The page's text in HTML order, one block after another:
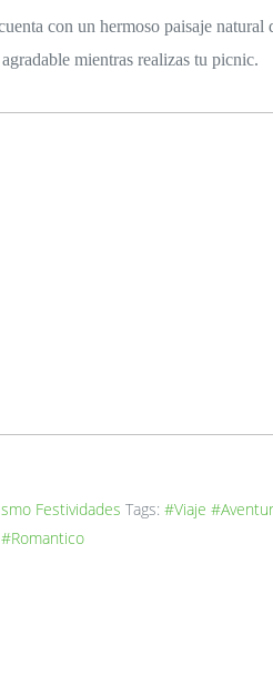
mientras realizas tu picnic.
Festividades Tags: #Viaje
#Romantico